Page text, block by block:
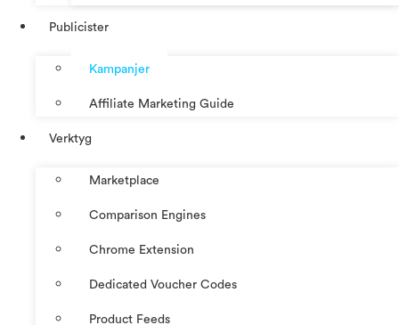
Publicister
Kampanjer
Affiliate Marketing Guide
Verktyg
Marketplace
Comparison Engines
Chrome Extension
Dedicated Voucher Codes
Product Feeds